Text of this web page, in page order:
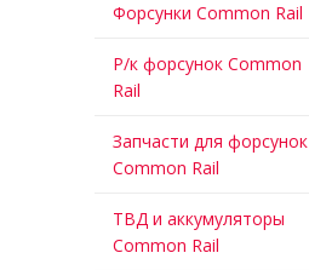
Форсунки Common Rail
Р/к форсунок Common
Rail
Запчасти для форсунок
Common Rail
ТВД и аккумуляторы
Common Rail